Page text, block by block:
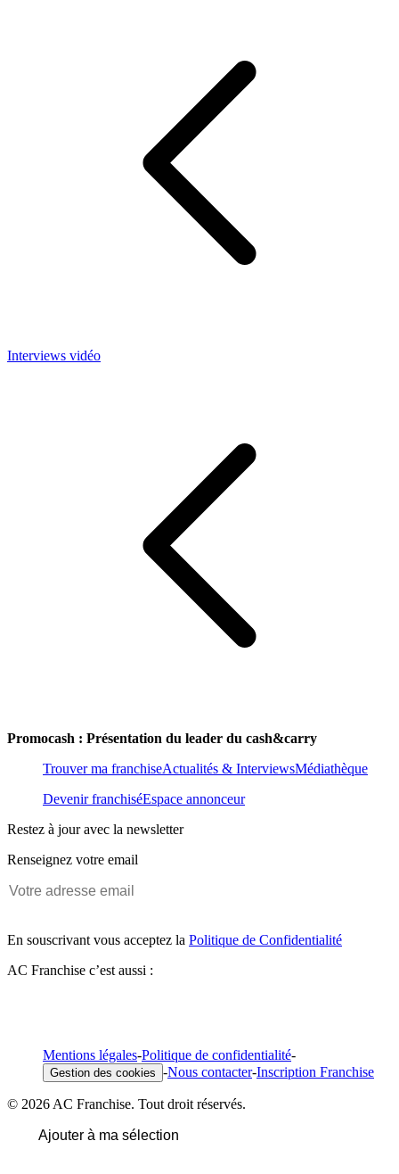
Interviews vidéo
Promocash : Présentation du leader du cash&carry
Trouver ma franchiseActualités & InterviewsMédiathèque
Devenir franchiséEspace annonceur
Restez à jour avec la newsletter
Renseignez votre email
En souscrivant vous acceptez la Politique de Confidentialité
AC Franchise c’est aussi :
Mentions légales-Politique de confidentialité-
Gestion des cookies -Nous contacter-Inscription Franchise
© 2026 AC Franchise. Tout droit réservés.
Ajouter à ma sélection